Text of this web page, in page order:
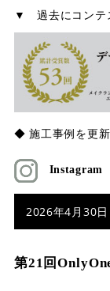
▼ 過去にコンテ
◆ 施工事例を更
Instagram
2026年4月30日
第21回